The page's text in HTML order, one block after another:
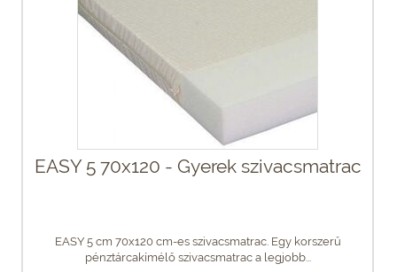
EASY 5 70x120 - Gyerek szivacsmatrac
EASY 5 cm 70x120 cm-es szivacsmatrac. Egy korszerű
pénztárcakímélő szivacsmatrac a legjobb...